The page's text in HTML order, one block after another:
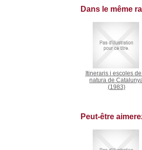
Dans le même
Itineraris i escoles
natura de
(1983)
Peut-être